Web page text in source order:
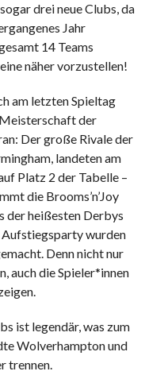
drei neue Clubs, da
Jahr
14 Teams
näher vorzustellen!
am letzten Spieltag
der
Der große Rivale der
landeten am
Platz 2 der Tabelle –
die Brooms’n’Joy
der heißesten Derbys
wurden
Denn nicht nur
auch die Spieler*innen
ist legendär, was zum
Wolverhampton und
trennen.